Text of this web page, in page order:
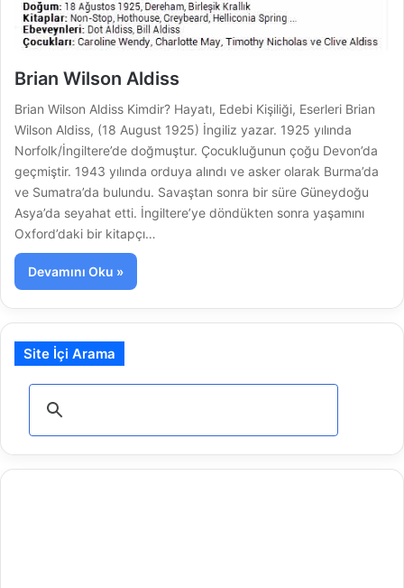
Brian Wilson Aldiss
Brian Wilson Aldiss Kimdir? Hayatı, Edebi Kişiliği, Eserleri Brian
Wilson Aldiss, (18 August 1925) İngiliz yazar. 1925 yılında
Norfolk/İngiltere’de doğmuştur. Çocukluğunun çoğu Devon’da
geçmiştir. 1943 yılında orduya alındı ve asker olarak Burma’da
ve Sumatra’da bulundu. Savaştan sonra bir süre Güneydoğu
Asya’da seyahat etti. İngiltere’ye döndükten sonra yaşamını
Oxford’daki bir kitapçı…
Devamını Oku »
Site İçi Arama